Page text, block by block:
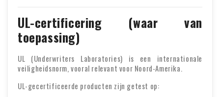
UL-certificering (waar van
toepassing)
UL (Underwriters Laboratories) is een internationale
veiligheidsnorm, vooral relevant voor Noord-Amerika.
UL-gecertificeerde producten zijn getest op: